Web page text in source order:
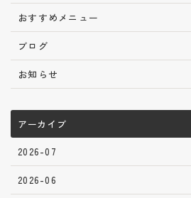
おすすめメニュー
ブログ
お知らせ
アーカイブ
2026-07
2026-06